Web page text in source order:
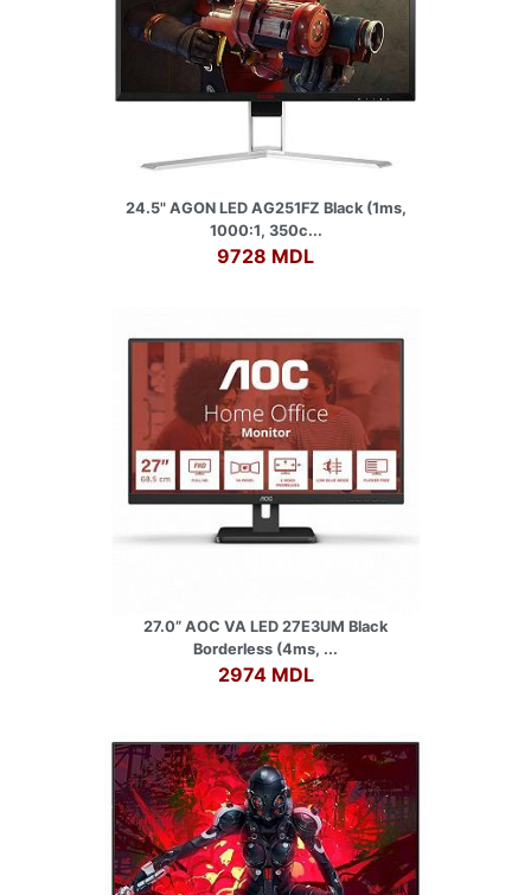
24.5" AGON LED AG251FZ Black (1ms,
1000:1, 350c...
9728 MDL
27.0” AOC VA LED 27E3UM Black
Borderless (4ms, ...
2974 MDL